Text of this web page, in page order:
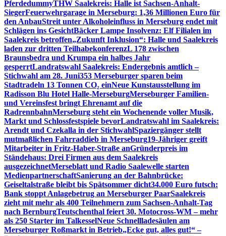
PferdedummyTHW Saalekreis: Halle ist Sachsen-Anhalt-
SiegerFeuerwehrgarage in Merseburg: 1,36 Millionen Euro für
den AnbauStreit unter Alkoholeinfluss in Merseburg endet mit
Schlägen ins GesichtBäcker Lampe Insolvenz: Elf Filialen im
Saalekreis betroffen„Zukunft Inklusion“: Halle und Saalekreis
laden zur dritten TeilhabekonferenzL 178 zwischen
Braunsbedra und Krumpa ein halbes Jahr
gesperrtLandratswahl Saalekreis: Endergebnis amtlich –
Stichwahl am 28. Juni353 Merseburger sparen beim
Stadtradeln 13 Tonnen CO₂ einNeue Kunstausstellung im
Radisson Blu Hotel Halle-MerseburgMerseburger Familien-
und Vereinsfest bringt Ehrenamt auf die
RadrennbahnMerseburg steht ein Wochenende voller Musik,
Markt und Schlossfestspiele bevorLandratswahl im Saalekreis:
Arendt und Czekalla in der StichwahlSpaziergänger stellt
mutmaßlichen Fahrraddieb in Merseburg19-Jähriger greift
Mitarbeiter in Fritz-Haber-Straße anGründerpreis im
Ständehaus: Drei Firmen aus dem Saalekreis
ausgezeichnetMerseblatt und Radio Saalewelle starten
MedienpartnerschaftSanierung an der Bahnbrücke:
Geiseltalstraße bleibt bis Spätsommer dicht34.000 Euro futsch:
Bank stoppt Anlagebetrug an Merseburger PaarSaalekreis
zieht mit mehr als 400 Teilnehmern zum Sachsen-Anhalt-Tag
nach BernburgTeutschenthal feiert 30. Motocross-WM – mehr
als 250 Starter im TalkesselNeue Schnellladesäulen am
Merseburger Roßmarkt in Betrieb„Ecke gut, alles gut!“ –